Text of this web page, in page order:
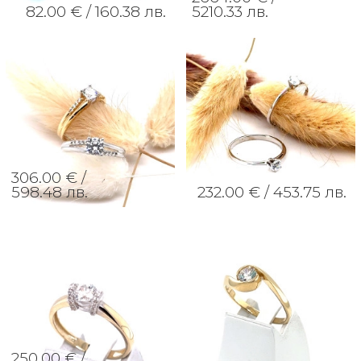
82.00 € / 160.38 лв. 5210.33 лв.
306.00 € /
598.48 лв. 232.00 € / 453.75 лв.